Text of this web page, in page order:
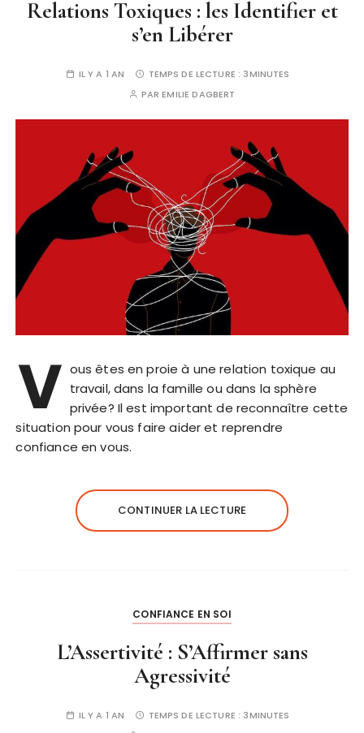
Relations Toxiques : les Identifier et
s’en Libérer
IL Y A 1 AN TEMPS DE LECTURE : 3MINUTES
PAREMILIE DAGBERT
V ous êtes en proie à une relation toxique au
travail, dans la famille ou dans la sphère
privée? Il est important de reconnaître cette
situation pour vous faire aider et reprendre
confiance en vous.
CONTINUER LA LECTURE
CONFIANCE EN SOI
L’Assertivité : S’Affirmer sans
Agressivité
IL Y A 1 AN TEMPS DE LECTURE : 3MINUTES